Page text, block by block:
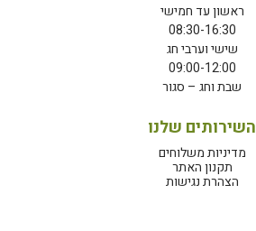
ראשון עד חמישי
08:30-16:30
שישי וערבי חג
09:00-12:00
שבת וחג – סגור
השירותים שלנו
מדיניות משלוחים
תקנון האתר
הצהרת נגישות